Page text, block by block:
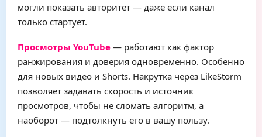
могли показать авторитет — даже если канал
только стартует.
Просмотры YouTube — работают как фактор
ранжирования и доверия одновременно. Особенно
для новых видео и Shorts. Накрутка через LikeStorm
позволяет задавать скорость и источник
просмотров, чтобы не сломать алгоритм, а
наоборот — подтолкнуть его в вашу пользу.